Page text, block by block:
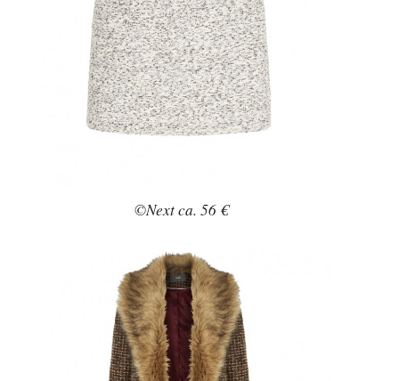
©Next ca. 56 €